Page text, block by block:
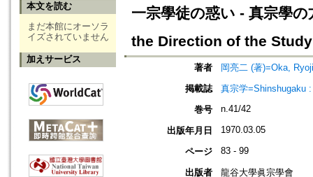
本文を読む
まだ本館にオーソラ
イズされていません
加えサービス
一宗學徒の惑い - 真宗學
the Direction of the
著者
岡亮二 (著)=Oka,
掲載誌
真宗学=Shinshugaku
巻号
n.41/42
出版年月日 1970.03.05
ページ 83 - 99
出版者
龍谷大學眞宗學會